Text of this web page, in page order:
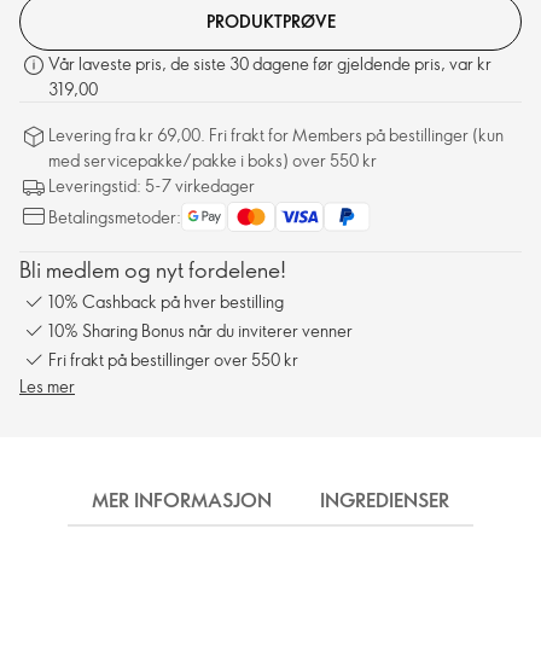
PRODUKTPRØVE
Vår laveste pris, de siste 30 dagene før gjeldende pris, var kr
319,00
Levering fra kr 69,00. Fri frakt for Members på bestillinger (kun
med servicepakke/pakke i boks) over 550 kr
Leveringstid: 5-7 virkedager
Betalingsmetoder:
Bli medlem og nyt fordelene!
10% Cashback på hver bestilling
10% Sharing Bonus når du inviterer venner
Fri frakt på bestillinger over 550 kr
Les mer
MER INFORMASJON INGREDIENSER